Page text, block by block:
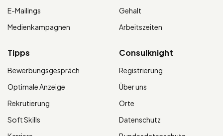
E-Mailings
Medienkampagnen
Gehalt
Arbeitszeiten
Tipps
Bewerbungsgespräch
Optimale Anzeige
Rekrutierung
Soft Skills
Consulknight
Registrierung
Über uns
Orte
Datenschutz